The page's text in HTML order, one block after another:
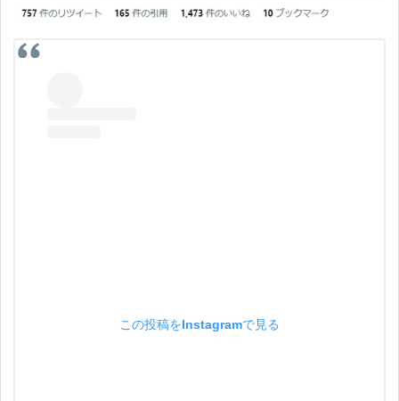
この投稿をInstagramで見る